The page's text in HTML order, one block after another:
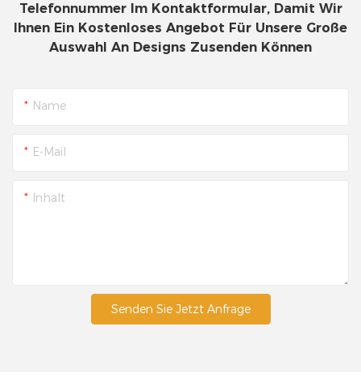
Telefonnummer Im Kontaktformular, Damit Wir
Ihnen Ein Kostenloses Angebot Für Unsere Große
Auswahl An Designs Zusenden Können
Name
E-Mail
Inhalt
Senden Sie Jetzt Anfrage